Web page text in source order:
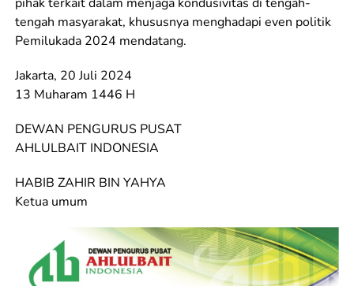
tengah masyarakat, khususnya menghadapi even politik
Pemilukada 2024 mendatang.
Jakarta, 20 Juli 2024
13 Muharam 1446 H
DEWAN PENGURUS PUSAT
AHLULBAIT INDONESIA
HABIB ZAHIR BIN YAHYA
Ketua umum